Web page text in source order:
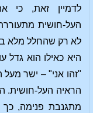
לדמיין זאת, כי
העל-חושית
לא רק שהחלל מלא
היא כאילו הוא גדל
"זהו אני" – ישר
הראיה העל-
מתגנבת פנימה, כך